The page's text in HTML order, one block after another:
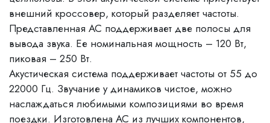
внешний кроссовер, который разделяет частоты.
Представленная АС поддерживает две полосы для
вывода звука. Ее номинальная мощность – 120 Вт,
пиковая – 250 Вт.
Акустическая система поддерживает частоты от 55 до
22000 Гц. Звучание у динамиков чистое, можно
наслаждаться любимыми композициями во время
поездки. Изготовлена АС из лучших компонентов,